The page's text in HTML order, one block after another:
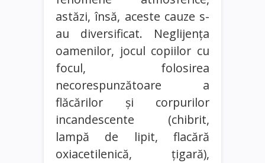
astăzi, însă, aceste cauze s-
au diversificat. Neglijenţa
oamenilor, jocul copiilor cu
focul, folosirea
necorespunzătoare a
flăcărilor şi corpurilor
incandescente (chibrit,
lampă de lipit, flacără
oxiacetilenică, ţigară),